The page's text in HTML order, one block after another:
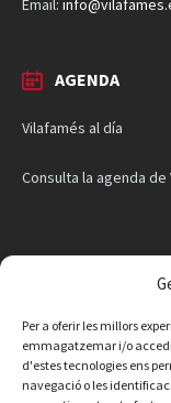
Per a oferir les millors
emmagatzemar i/o
d'estes tecnologies ens
navegació o les
Email:
AGENDA
Vilafamés al día
Consulta la agenda de